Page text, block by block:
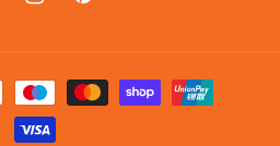
InstagramPinterest